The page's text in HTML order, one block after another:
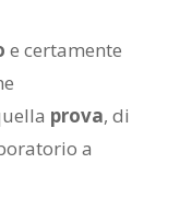
e certamente
prova, di
a